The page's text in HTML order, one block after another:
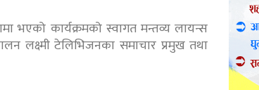
भएको कार्यक्रमको स्वागत मन्तव्य लायन्स
लक्ष्मी टेलिभिजनका समाचार प्रमुख तथा